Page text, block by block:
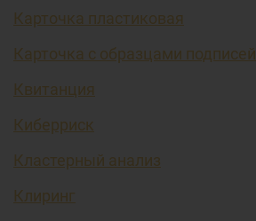
Карточка пластиковая
Карточка с образцами подписей
Квитанция
Киберриск
Кластерный анализ
Клиринг